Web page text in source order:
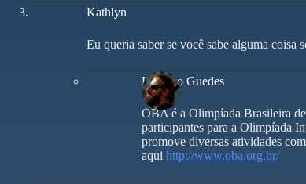
Kathlyn
Eu queria saber se você sabe alguma coisa
Leandro Guedes
OBA é a Olimpíada Brasileira
participantes para a Olimpíada
promove diversas atividades
aqui http://www.oba.org.br/